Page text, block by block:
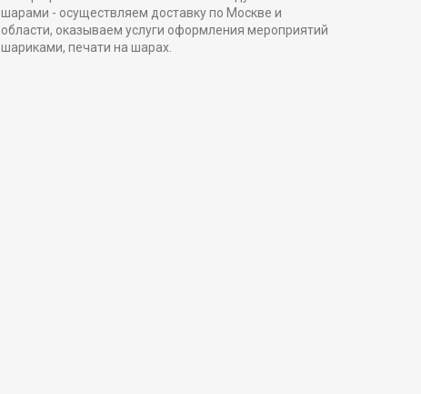
шарами - осуществляем доставку по Москве и
области, оказываем услуги оформления мероприятий
шариками, печати на шарах.